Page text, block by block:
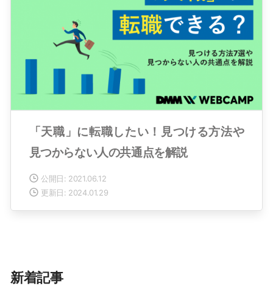
「天職」に転職したい！見つける方法や
見つからない人の共通点を解説
公開日: 2021.06.12
更新日: 2024.01.29
新着記事